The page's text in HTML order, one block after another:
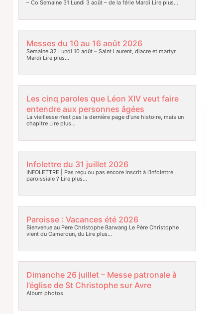
– Co Semaine 31 Lundi 3 août – de la férie Mardi Lire plus…
Messes du 10 au 16 août 2026
Semaine 32 Lundi 10 août – Saint Laurent, diacre et martyr
Mardi Lire plus…
Les cinq paroles que Léon XIV veut faire
entendre aux personnes âgées
La vieillesse n’est pas la dernière page d’une histoire, mais un
chapitreLire plus…
Infolettre du 31 juillet 2026
INFOLETTRE | Pas reçu ou pas encore inscrit à l’infolettre
paroissiale ? Lire plus…
Paroisse : Vacances été 2026
Bienvenue au Père Christophe Barwang Le Père Christophe
vient du Cameroun, duLire plus…
Dimanche 26 juillet – Messe patronale à
l’église de St Christophe sur Avre
Album photos